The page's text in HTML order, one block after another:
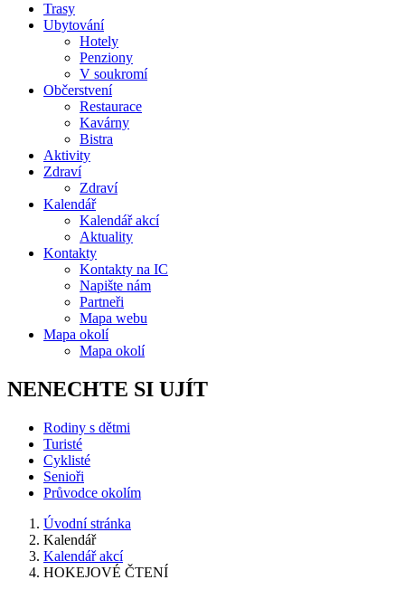
Trasy
Ubytování
Hotely
Penziony
V soukromí
Občerstvení
Restaurace
Kavárny
Bistra
Aktivity
Zdraví
Zdraví
Kalendář
Kalendář akcí
Aktuality
Kontakty
Kontakty na IC
Napište nám
Partneři
Mapa webu
Mapa okolí
Mapa okolí
NENECHTE SI UJÍT
Rodiny s dětmi
Turisté
Cyklisté
Senioři
Průvodce okolím
Úvodní stránka
Kalendář
Kalendář akcí
HOKEJOVÉ ČTENÍ